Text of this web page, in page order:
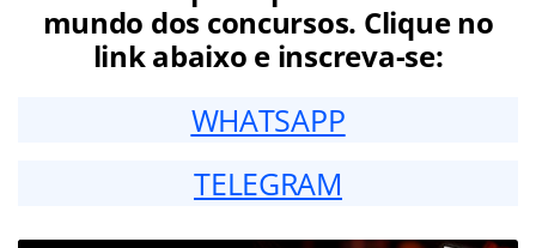
mundo dos concursos. Clique no
link abaixo e inscreva-se:
WHATSAPP
TELEGRAM